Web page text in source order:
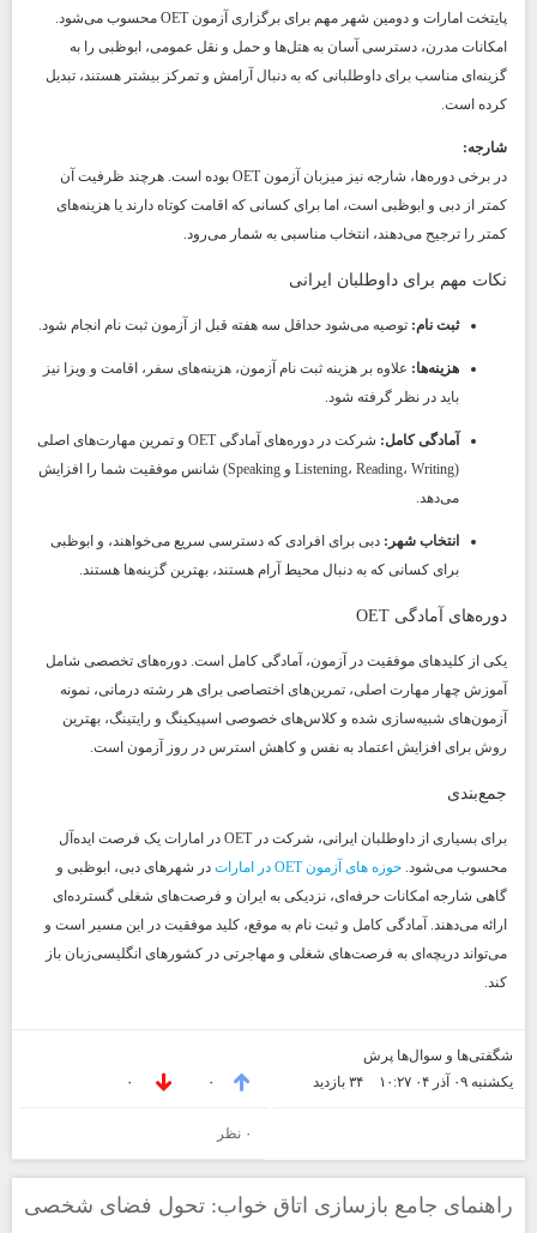
پایتخت امارات و دومین شهر مهم برای برگزاری آزمون OET محسوب می‌شود.
امکانات مدرن، دسترسی آسان به هتل‌ها و حمل و نقل عمومی، ابوظبی را به
گزینه‌ای مناسب برای داوطلبانی که به دنبال آرامش و تمرکز بیشتر هستند، تبدیل
کرده است.
شارجه:
در برخی دوره‌ها، شارجه نیز میزبان آزمون OET بوده است. هرچند ظرفیت آن
کمتر از دبی و ابوظبی است، اما برای کسانی که اقامت کوتاه دارند یا هزینه‌های
کمتر را ترجیح می‌دهند، انتخاب مناسبی به شمار می‌رود.
نکات مهم برای داوطلبان ایرانی
ثبت نام: توصیه می‌شود حداقل سه هفته قبل از آزمون ثبت نام انجام شود.
هزینه‌ها: علاوه بر هزینه ثبت نام آزمون، هزینه‌های سفر، اقامت و ویزا نیز
باید در نظر گرفته شود.
آمادگی کامل:
شرکت در دوره‌های آمادگی OET و تمرین مهارت‌های اصلی
(Listening، Reading، Writing و Speaking) شانس موفقیت شما را افزایش
می‌دهد.
انتخاب شهر: دبی برای افرادی که دسترسی سریع می‌خواهند، و ابوظبی
برای کسانی که به دنبال محیط آرام هستند، بهترین گزینه‌ها هستند.
دوره‌های آمادگی OET
یکی از کلیدهای موفقیت در آزمون، آمادگی کامل است. دوره‌های تخصصی شامل
آموزش چهار مهارت اصلی، تمرین‌های اختصاصی برای هر رشته درمانی، نمونه
آزمون‌های شبیه‌سازی شده و کلاس‌های خصوصی اسپیکینگ و رایتینگ، بهترین
روش برای افزایش اعتماد به نفس و کاهش استرس در روز آزمون است.
جمع‌بندی
برای بسیاری از داوطلبان ایرانی، شرکت در OET در امارات یک فرصت ایده‌آل
محسوب می‌شود. حوزه های آزمون OET در امارات
در شهرهای دبی، ابوظبی و
گاهی شارجه امکانات حرفه‌ای، نزدیکی به ایران و فرصت‌های شغلی گسترده‌ای
ارائه می‌دهند. آمادگی کامل و ثبت نام به موقع، کلید موفقیت در این مسیر است و
می‌تواند دریچه‌ای به فرصت‌های شغلی و مهاجرتی در کشورهای انگلیسی‌زبان باز
کند.
شگفتی‌ها و سوال‌ها پرش
یکشنبه ۰۹ آذر ۰۴ ۱۰:۲۷
۳۴ بازديد ۰ ۰
۰ نظر
راهنمای جامع بازسازی اتاق خواب: تحول فضای شخصی